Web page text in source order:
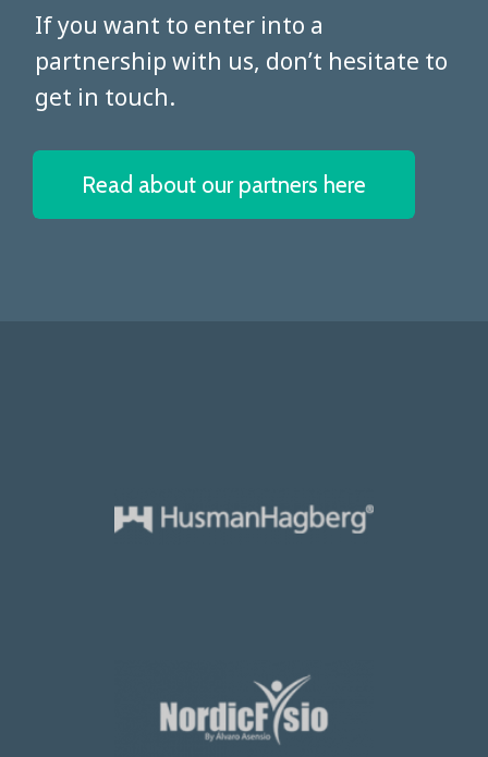
​​​​​​​If you want to enter into a
partnership with us, don’t hesitate to
get in touch.
Read about our partners here